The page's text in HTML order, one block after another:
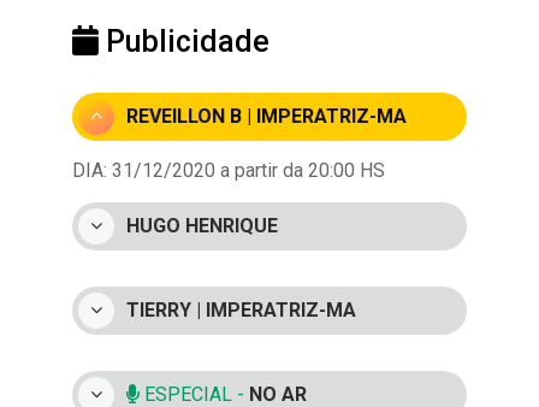
Publicidade
REVEILLON B | IMPERATRIZ-MA
DIA: 31/12/2020 a partir da 20:00 HS
HUGO HENRIQUE
TIERRY | IMPERATRIZ-MA
ESPECIAL - NO AR